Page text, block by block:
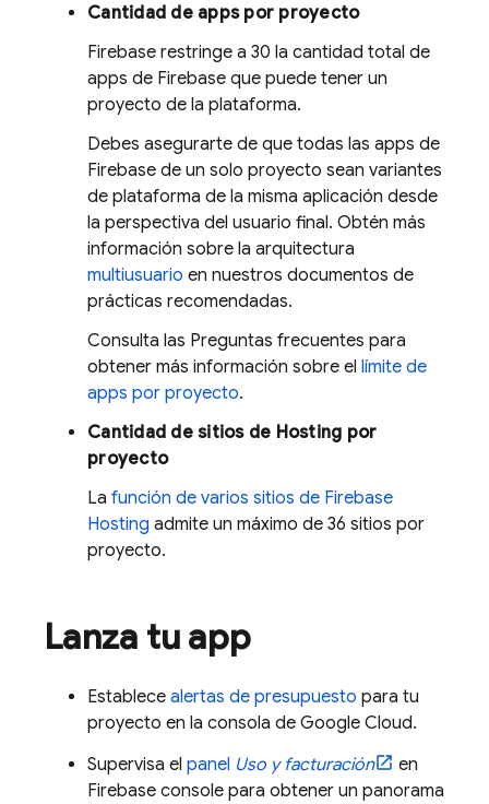
Cantidad de apps por proyecto
Firebase restringe a 30 la cantidad total de
apps de Firebase que puede tener un
proyecto de la plataforma.
Debes asegurarte de que todas las apps de
Firebase de un solo proyecto sean variantes
de plataforma de la misma aplicación desde
la perspectiva del usuario final. Obtén más
información sobre la arquitectura
multiusuario en nuestros documentos de
prácticas recomendadas.
Consulta las Preguntas frecuentes para
obtener más información sobre el límite de
apps por proyecto.
Cantidad de sitios de Hosting por
proyecto
La función de varios sitios de Firebase
Hosting admite un máximo de 36 sitios por
proyecto.
Lanza tu app
Establece alertas de presupuesto para tu
proyecto en la consola de Google Cloud.
Supervisa el panel Uso y facturación
en
Firebase console para obtener un panorama